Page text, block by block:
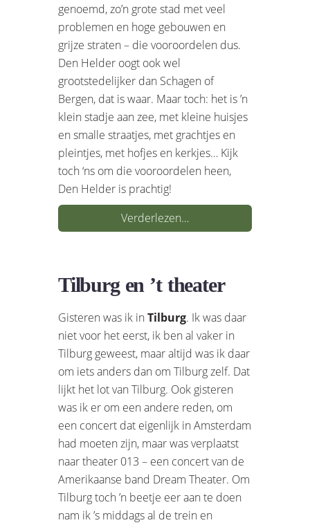
genoemd, zo’n grote stad met veel
problemen en hoge gebouwen en
grijze straten – die vooroordelen dus.
Den Helder oogt ook wel
grootstedelijker dan Schagen of
Bergen, dat is waar. Maar toch: het is ’n
klein stadje aan zee, met kleine huisjes
en smalle straatjes, met grachtjes en
pleintjes, met hofjes en kerkjes… Kijk
toch ‘ns om die vooroordelen heen,
Den Helder is prachtig!
Verderlezen…
Tilburg en ’t theater
Gisteren was ik inTilburg. Ik was daar
niet voor het eerst, ik ben al vaker in
Tilburg geweest, maar altijd was ik daar
om iets anders dan om Tilburg zelf. Dat
lijkt het lot van Tilburg. Ook gisteren
was ik er om een andere reden, om
een concert dat eigenlijk in Amsterdam
had moeten zijn, maar was verplaatst
naar theater 013 – een concert van de
Amerikaanse band Dream Theater. Om
Tilburg toch ’n beetje eer aan te doen
nam ik ’s middags al de trein en